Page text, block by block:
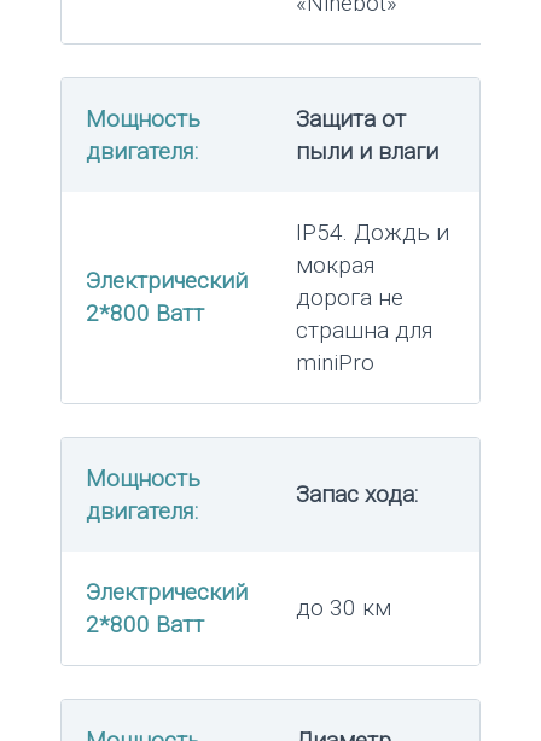
Мощность
двигателя:
Защита от
пыли и влаги
Электрический
2*800 Ватт
IP54. Дождь и
мокрая
дорога не
страшна для
miniPro
Мощность
двигателя:
Запас хода:
Электрический
2*800 Ватт
до 30 км